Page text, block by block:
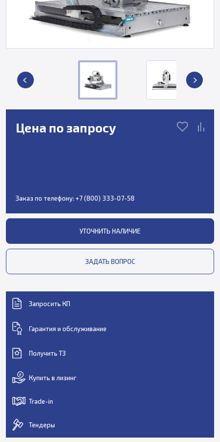
Цена по запросу
Заказ по телефону: +7 (800) 333-07-58
УТОЧНИТЬ НАЛИЧИЕ
ЗАДАТЬ ВОПРОС
Запросить КП
Гарантия и обслуживание
Получить ТЗ
Купить в лизинг
Trade-in
Тендеры